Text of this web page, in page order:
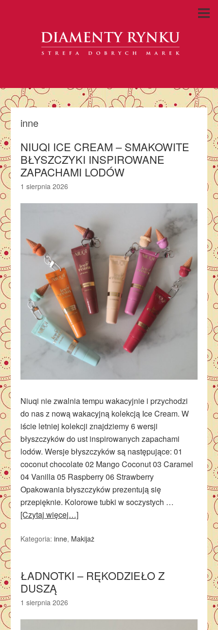
inne
NIUQI ICE CREAM – SMAKOWITE
BŁYSZCZYKI INSPIROWANE
ZAPACHAMI LODÓW
1 sierpnia 2026
Niuqi nie zwalnia tempu wakacyjnie i przychodzi
do nas z nową wakacyjną kolekcją Ice Cream. W
iście letniej kolekcji znajdziemy 6 wersji
błyszczyków do ust inspirowanych zapachami
lodów. Wersje błyszczyków są następujące: 01
coconut chocolate 02 Mango Coconut 03 Caramel
04 Vanilla 05 Raspberry 06 Strawberry
Opakowania błyszczyków prezentują się
przepięknie. Kolorowe tubki w soczystych …
[Czytaj więcej…]
Kategoria:inne, Makijaż
ŁADNOTKI – RĘKODZIEŁO Z
DUSZĄ
1 sierpnia 2026